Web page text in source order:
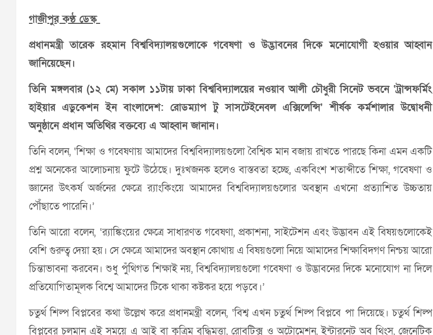
গাজীপুর কণ্ঠ ডেস্ক
প্রধানমন্ত্রী তারেক রহমান বিশ্ববিদ্যালয়গুলোকে গবেষণা ও উদ্ভাবনের দিকে মনোযোগী হওয়ার আহ্বান
জানিয়েছেন।
তিনি মঙ্গলবার (১২ মে) সকাল ১১টায় ঢাকা বিশ্ববিদ্যালয়ের নওয়াব আলী চৌধুরী সিনেট ভবনে ‘ট্রান্সফর্মিং
হাইয়ার এডুকেশন ইন বাংলাদেশ: রোডম্যাপ টু সাসটেইনেবল এক্সিলেন্সি’ শীর্ষক কর্মশালার উদ্বোধনী
অনুষ্ঠানে প্রধান অতিথির বক্তব্যে এ আহ্বান জানান।
তিনি বলেন, ‘শিক্ষা ও গবেষণায় আমাদের বিশ্ববিদ্যালয়গুলো বৈশ্বিক মান বজায় রাখতে পারছে কিনা এমন একটি
প্রশ্ন অনেকের আলোচনায় ফুটে উঠেছে। দুঃখজনক হলেও বাস্তবতা হচ্ছে, একবিংশ শতাব্দীতে শিক্ষা, গবেষণা ও
জ্ঞানের উৎকর্ষ অর্জনের ক্ষেত্রে র‌্যাংকিংয়ে আমাদের বিশ্ববিদ্যালয়গুলোর অবস্থান এখনো প্রত্যাশিত উচ্চতায়
পৌঁছাতে পারেনি।’
তিনি আরো বলেন, ‘র‌্যাঙ্কিংয়ের ক্ষেত্রে সাধারণত গবেষণা, প্রকাশনা, সাইটেশন এবং উদ্ভাবন এই বিষয়গুলোকেই
বেশি গুরুত্ব দেয়া হয়। সে ক্ষেত্রে আমাদের অবস্থান কোথায় এ বিষয়গুলো নিয়ে আমাদের শিক্ষাবিদগণ নিশ্চয় আরো
চিন্তাভাবনা করবেন। শুধু পুঁথিগত শিক্ষাই নয়, বিশ্ববিদ্যালয়গুলো গবেষণা ও উদ্ভাবনের দিকে মনোযোগ না দিলে
প্রতিযোগিতামূলক বিশ্বে আমাদের টিকে থাকা কষ্টকর হয়ে পড়বে।’
চতুর্থ শিল্প বিপ্লবের কথা উল্লেখ করে প্রধানমন্ত্রী বলেন, ‘বিশ্ব এখন চতুর্থ শিল্প বিপ্লবে পা দিয়েছে। চতুর্থ শিল্প
বিপ্লবের চলমান এই সময়ে এ আই বা কৃত্রিম বুদ্ধিমত্তা, রোবটিক্স ও অটোমেশন, ইন্টারনেট অব থিংস, জেনেটিক